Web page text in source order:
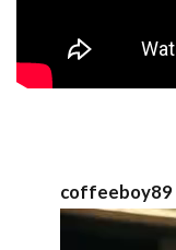
coffeeboy89